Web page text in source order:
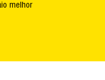
melhor